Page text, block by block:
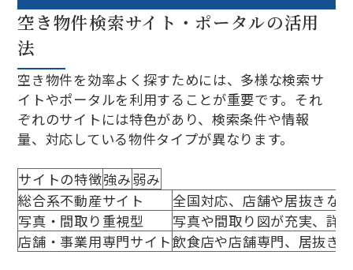
空き物件検索サイト・ポータルの活用
法
空き物件を効率よく探すためには、多様な検索サ
イトやポータルを利用することが重要です。それ
ぞれのサイトには特色があり、検索条件や情報
量、対応している物件タイプが異なります。
サイトの特徴強み弱み
総合系不動産サイト
全国対応、店舗や居抜きな
写真・間取り重視型
写真や間取り図が充実、詳
店舗・事業用専門サイト飲食店や店舗専門、居抜き